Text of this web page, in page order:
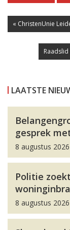
« ChristenUnie
LAATSTE
gesprek
8 augustus 2026
Politie
8 augustus 2026